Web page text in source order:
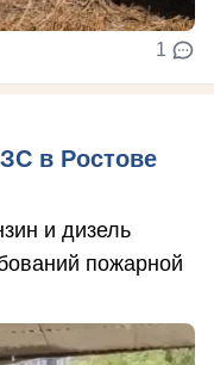
1
в Ростове
и дизель
пожарной